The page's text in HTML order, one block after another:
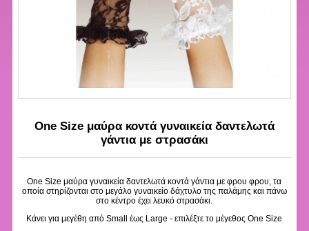
One Size μαύρα κοντά γυναικεία δαντελωτά
γάντια με στρασάκι
One Size μαύρα γυναικεία δαντελωτά κοντά γάντια με φρου φρου, τα
οποία στηρίζονται στο μεγάλο γυναικείο δάχτυλο της παλάμης και πάνω
στο κέντρο έχει λευκό στρασάκι.
Κάνει για μεγέθη από Small έως Large - επιλέξτε το μέγεθος One Size